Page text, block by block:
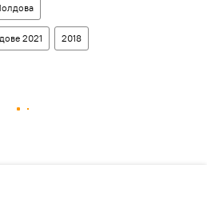
2021 2018